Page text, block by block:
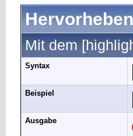
Hervorheben
Mit dem
Syntax
Beispiel
Ausgabe